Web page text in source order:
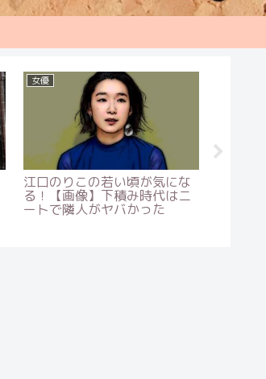
おもしろ一般人
廣川家の昔が炎上？徹底的に
自給自足にした理由が深イイ
話だった【坂上どうぶつ】